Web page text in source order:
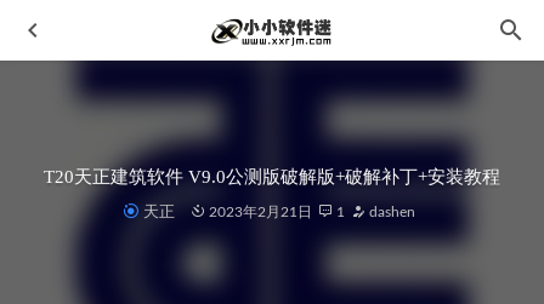
T20天正建筑软件 V9.0公测版破解版+破解补丁+安装教程
天正 2023年2月21日 1 dashen
MadPeel AI Background Remover v1.0.1中文汉化版-AI背景移